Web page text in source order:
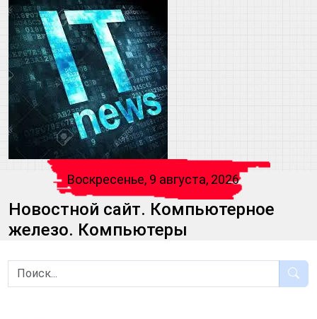
Воскресенье, 9 августа, 2026
Новостной сайт. Компьютерное
железо. Компьютеры